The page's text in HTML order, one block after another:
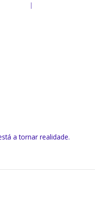
|
a tornar realidade.